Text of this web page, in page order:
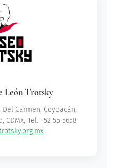
León Trotsky
Del Carmen, Coyoacán,
Tel. +52 55 5658